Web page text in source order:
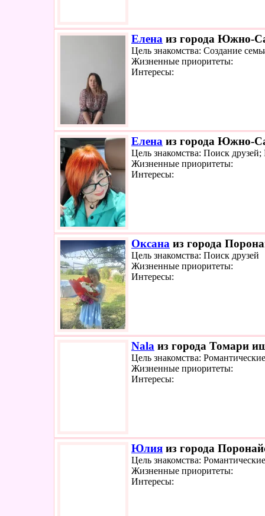
Елена из города Южно-
Цель знакомства: Создание
Жизненные приоритеты:
Интересы:
Елена из города Южно-
Цель знакомства: Поиск
Жизненные приоритеты:
Интересы:
Оксана из города
Цель знакомства: Поиск друзей
Жизненные приоритеты:
Интересы:
Nala из города Томари
Цель знакомства:
Жизненные приоритеты:
Интересы:
Юлия из города
Цель знакомства:
Жизненные приоритеты:
Интересы: